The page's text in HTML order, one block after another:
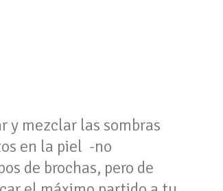
y mezclar las sombras
en la piel -no
de brochas, pero de